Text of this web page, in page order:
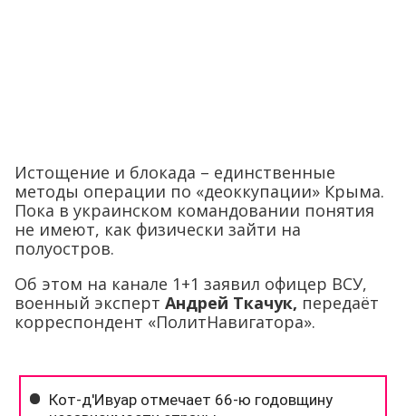
Истощение и блокада – единственные
методы операции по «деоккупации» Крыма.
Пока в украинском командовании понятия
не имеют, как физически зайти на
полуостров.
Об этом на канале 1+1 заявил офицер ВСУ,
военный эксперт Андрей Ткачук, передаёт
корреспондент «ПолитНавигатора».